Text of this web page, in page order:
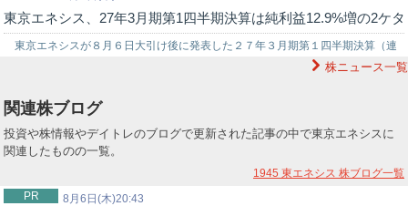
東京エネシス、27年3月期第1四半期決算は純利益12.9%増の2ケ
東京エネシスが８月６日大引け後に発表した２７年３月期第１四半期決算（連
結）は売上高２０５億９４００万円（前年同期比３１．６％増）、純利益８億７
株ニュース一覧
関連株ブログ
投資や株情報やデイトレのブログで更新された記事の中で東京エネシスに
関連したものの一覧。
1945 東エネシス 株ブログ一覧
8月6日(木)20:43
PR